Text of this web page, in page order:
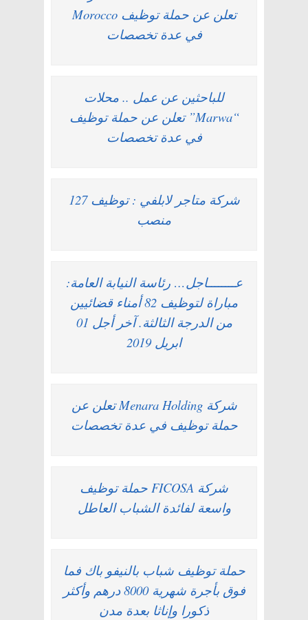
Morocco تعلن عن حملة توظيف
في عدة تخصصات
للباحثين عن عمل .. محلات
“Marwa” تعلن عن حملة توظيف
في عدة تخصصات
شركة متاجر لابلفي : توظيف 127
منصب
عــــــــاجل… رئاسة النيابة العامة:
مباراة لتوظيف 82 أمناء قضائيين
من الدرجة الثالثة. آخر أجل 01
ابريل 2019
شركة Menara Holding تعلن عن
حملة توظيف في عدة تخصصات
شركة FICOSA حملة توظيف
واسعة لفائدة الشباب العاطل
حملة توظيف شباب بالنيفو باك فما
فوق بأجرة شهرية 8000 درهم وأكثر
ذكورا وإناثا بعدة مدن